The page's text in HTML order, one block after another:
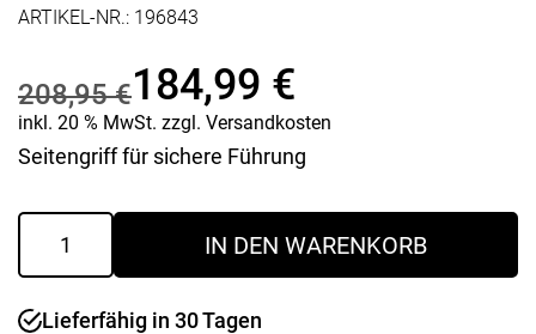
ARTIKEL-NR.: 196843
208,95€
Ursprünglicher
Preis
war:
208,95 €
184,99 €
Aktueller
Preis
ist:
184,99 €.
inkl. 20 % MwSt. zzgl. Versandkosten
Seitengriff für sichere Führung
Elektronik-
Bohrschrauber
DP4700
IN DEN WARENKORB
Lieferfähig in 30 Tagen